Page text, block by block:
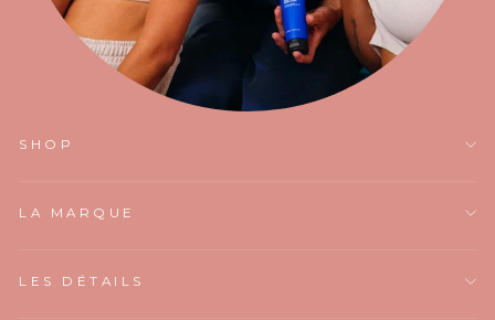
SHOP
LA MARQUE
LES DÉTAILS